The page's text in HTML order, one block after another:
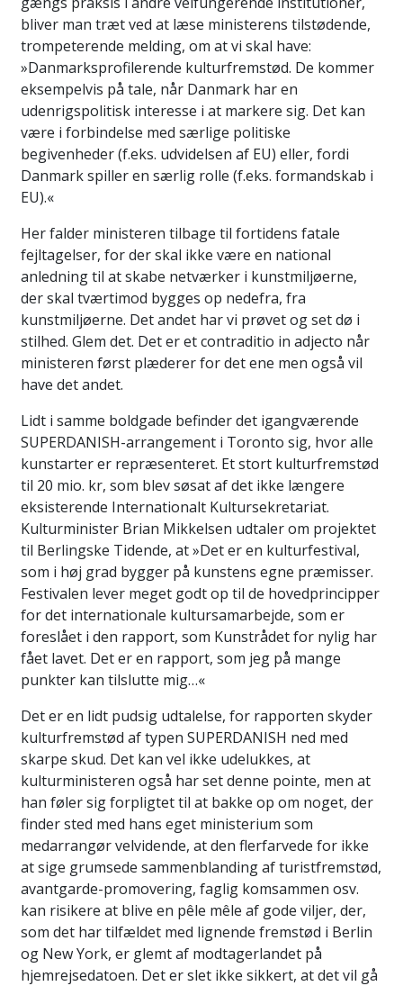
bliver man træt ved at læse ministerens tilstødende,
trompeterende melding, om at vi skal have:
»Danmarksprofilerende kulturfremstød. De kommer
eksempelvis på tale, når Danmark har en
udenrigspolitisk interesse i at markere sig. Det kan
være i forbindelse med særlige politiske
begivenheder (f.eks. udvidelsen af EU) eller, fordi
Danmark spiller en særlig rolle (f.eks. formandskab i
EU).«
Her falder ministeren tilbage til fortidens fatale
fejltagelser, for der skal ikke være en national
anledning til at skabe netværker i kunstmiljøerne,
der skal tværtimod bygges op nedefra, fra
kunstmiljøerne. Det andet har vi prøvet og set dø i
stilhed. Glem det. Det er et contraditio in adjecto når
ministeren først plæderer for det ene men også vil
have det andet.
Lidt i samme boldgade befinder det igangværende
SUPERDANISH-arrangement i Toronto sig, hvor alle
kunstarter er repræsenteret. Et stort kulturfremstød
til 20 mio. kr, som blev søsat af det ikke længere
eksisterende Internationalt Kultursekretariat.
Kulturminister Brian Mikkelsen udtaler om projektet
til Berlingske Tidende, at »Det er en kulturfestival,
som i høj grad bygger på kunstens egne præmisser.
Festivalen lever meget godt op til de hovedprincipper
for det internationale kultursamarbejde, som er
foreslået i den rapport, som Kunstrådet for nylig har
fået lavet. Det er en rapport, som jeg på mange
punkter kan tilslutte mig…«
Det er en lidt pudsig udtalelse, for rapporten skyder
kulturfremstød af typen SUPERDANISH ned med
skarpe skud. Det kan vel ikke udelukkes, at
kulturministeren også har set denne pointe, men at
han føler sig forpligtet til at bakke op om noget, der
finder sted med hans eget ministerium som
medarrangør velvidende, at den flerfarvede for ikke
at sige grumsede sammenblanding af turistfremstød,
avantgarde-promovering, faglig komsammen osv.
kan risikere at blive en pêle mêle af gode viljer, der,
som det har tilfældet med lignende fremstød i Berlin
og New York, er glemt af modtagerlandet på
hjemrejsedatoen. Det er slet ikke sikkert, at det vil gå